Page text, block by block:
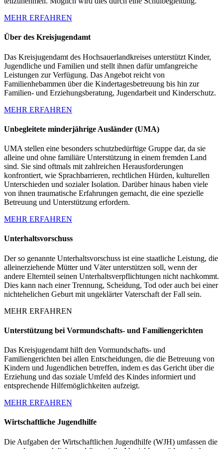
MEHR ERFAHREN
Über des Kreisjugendamt
Das Kreisjugendamt des Hochsauerlandkreises unterstützt Kinder,
Jugendliche und Familien und stellt ihnen dafür umfangreiche
Leistungen zur Verfügung. Das Angebot reicht von
Familienhebammen über die Kindertagesbetreuung bis hin zur
Familien- und Erziehungsberatung, Jugendarbeit und Kinderschutz.
MEHR ERFAHREN
Unbegleitete minderjährige Ausländer (UMA)
UMA stellen eine besonders schutzbedürftige Gruppe dar, da sie
alleine und ohne familiäre Unterstützung in einem fremden Land
sind. Sie sind oftmals mit zahlreichen Herausforderungen
konfrontiert, wie Sprachbarrieren, rechtlichen Hürden, kulturellen
Unterschieden und sozialer Isolation. Darüber hinaus haben viele
von ihnen traumatische Erfahrungen gemacht, die eine spezielle
Betreuung und Unterstützung erfordern.
MEHR ERFAHREN
Unterhaltsvorschuss
Der so genannte Unterhaltsvorschuss ist eine staatliche Leistung, die
alleinerziehende Mütter und Väter unterstützen soll, wenn der
andere Elternteil seinen Unterhaltsverpflichtungen nicht nachkommt.
Dies kann nach einer Trennung, Scheidung, Tod oder auch bei einer
nichtehelichen Geburt mit ungeklärter Vaterschaft der Fall sein.
MEHR ERFAHREN
Unterstützung bei Vormundschafts- und Familiengerichten
Das Kreisjugendamt hilft den Vormundschafts- und
Familiengerichten bei allen Entscheidungen, die die Betreuung von
Kindern und Jugendlichen betreffen, indem es das Gericht über die
Erziehung und das soziale Umfeld des Kindes informiert und
entsprechende Hilfemöglichkeiten aufzeigt.
MEHR ERFAHREN
Wirtschaftliche Jugendhilfe
Die Aufgaben der Wirtschaftlichen Jugendhilfe (WJH) umfassen die